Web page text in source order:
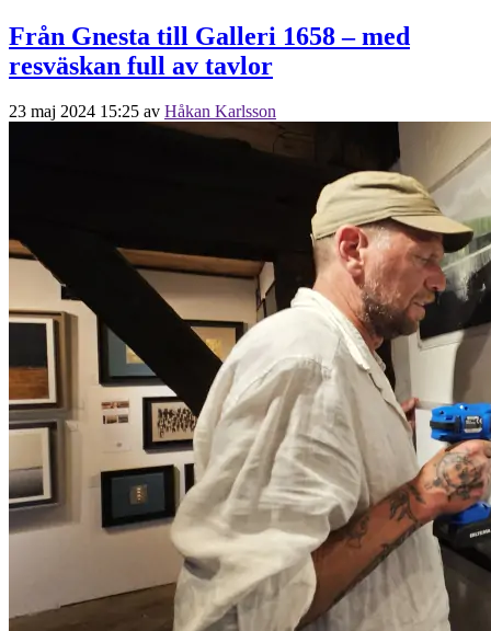
Från Gnesta till Galleri 1658 – med
resväskan full av tavlor
23 maj 2024 15:25 av Håkan Karlsson